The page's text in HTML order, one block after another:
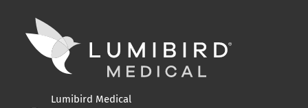
Lumibird Medical